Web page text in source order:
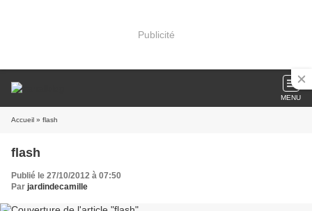
Publicité
MENU
Accueil » flash
flash
Publié le 27/10/2012 à 07:50
Par jardindecamille